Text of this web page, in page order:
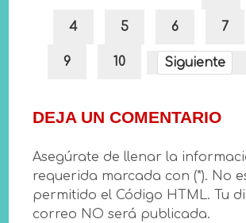
4 5 6 7
9 10 Siguiente
DEJA UN COMENTARIO
Asegúrate de llenar la
requerida marcada con (*). No
permitido el Código HTML. Tu
correo NO será publicada.